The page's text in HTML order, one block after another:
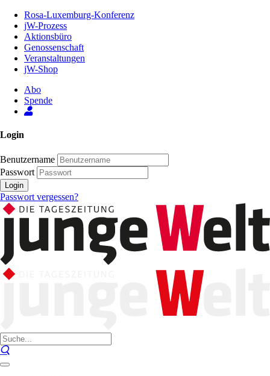
Inhalt
Seite
Rosa-Luxemburg-Konferenz
jW-Prozess
Aktionsbüro
Genossenschaft
Veranstaltungen
jW-Shop
Abo
Spende
Login
Benutzername
Passwort
Login
Passwort vergessen?